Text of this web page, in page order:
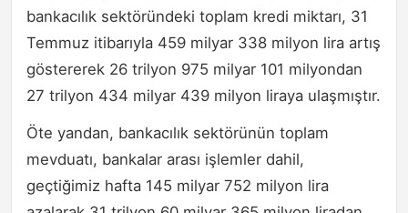
bankacılık sektöründeki toplam kredi miktarı, 31
Temmuz itibarıyla 459 milyar 338 milyon lira artış
göstererek 26 trilyon 975 milyar 101 milyondan
27 trilyon 434 milyar 439 milyon liraya ulaşmıştır.
Öte yandan, bankacılık sektörünün toplam
mevduatı, bankalar arası işlemler dahil,
geçtiğimiz hafta 145 milyar 752 milyon lira